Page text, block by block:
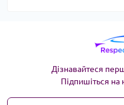
Дізнавайтеся
Підпишіться